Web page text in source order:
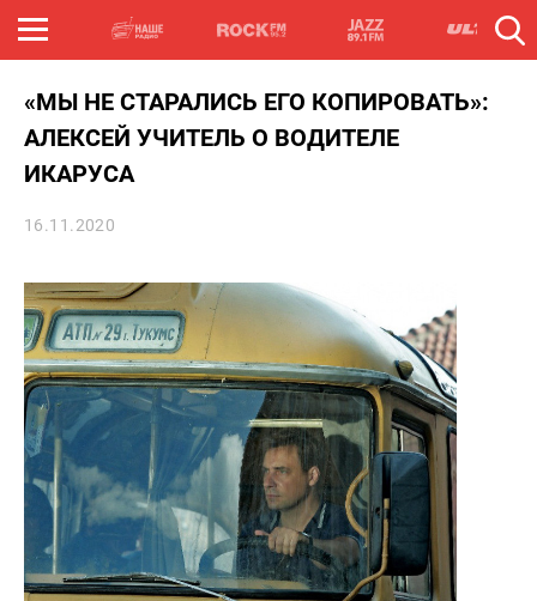
«МЫ НЕ СТАРАЛИСЬ ЕГО КОПИРОВАТЬ»:
АЛЕКСЕЙ УЧИТЕЛЬ О ВОДИТЕЛЕ
ИКАРУСА
16.11.2020